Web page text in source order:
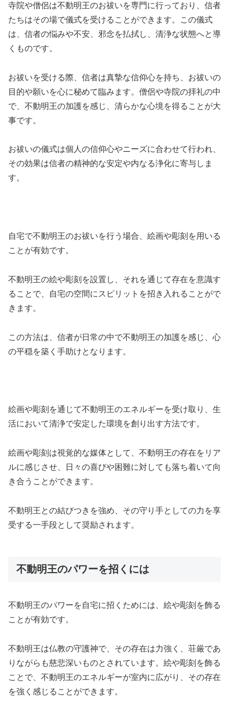
寺院や僧侶は不動明王のお祓いを専門に行っており、信者
たちはその場で儀式を受けることができます。この儀式
は、信者の悩みや不安、邪念を払拭し、清浄な状態へと導
くものです。
お祓いを受ける際、信者は真摯な信仰心を持ち、お祓いの
目的や願いを心に秘めて臨みます。僧侶や寺院の拝礼の中
で、不動明王の加護を感じ、清らかな心境を得ることが大
事です。
お祓いの儀式は個人の信仰心やニーズに合わせて行われ、
その効果は信者の精神的な安定や内なる浄化に寄与しま
す。
自宅で不動明王のお祓いを行う場合、絵画や彫刻を用いる
ことが有効です。
不動明王の絵や彫刻を設置し、それを通じて存在を意識す
ることで、自宅の空間にスピリットを招き入れることがで
きます。
この方法は、信者が日常の中で不動明王の加護を感じ、心
の平穏を築く手助けとなります。
絵画や彫刻を通じて不動明王のエネルギーを受け取り、生
活において清浄で安定した環境を創り出す方法です。
絵画や彫刻は視覚的な媒体として、不動明王の存在をリア
ルに感じさせ、日々の喜びや困難に対しても落ち着いて向
き合うことができます。
不動明王との結びつきを強め、その守り手としての力を享
受する一手段として奨励されます。
不動明王のパワーを招くには
不動明王のパワーを自宅に招くためには、絵や彫刻を飾る
ことが有効です。
不動明王は仏教の守護神で、その存在は力強く、荘厳であ
りながらも慈悲深いものとされています。絵や彫刻を飾る
ことで、不動明王のエネルギーが室内に広がり、その存在
を強く感じることができます。